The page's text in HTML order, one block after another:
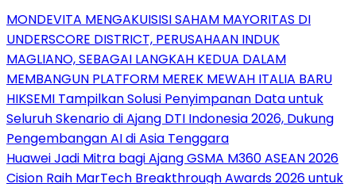
MONDEVITA MENGAKUISISI SAHAM MAYORITAS DI
UNDERSCORE DISTRICT, PERUSAHAAN INDUK
MAGLIANO, SEBAGAI LANGKAH KEDUA DALAM
MEMBANGUN PLATFORM MEREK MEWAH ITALIA BARU
HIKSEMI Tampilkan Solusi Penyimpanan Data untuk
Seluruh Skenario di Ajang DTI Indonesia 2026, Dukung
Pengembangan AI di Asia Tenggara
Huawei Jadi Mitra bagi Ajang GSMA M360 ASEAN 2026
Cision Raih MarTech Breakthrough Awards 2026 untuk